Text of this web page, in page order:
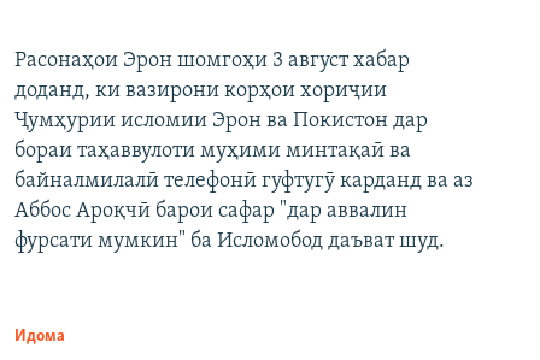
Расонаҳои Эрон шомгоҳи 3 август хабар
доданд, ки вазирони корҳои хориҷии
Ҷумҳурии исломии Эрон ва Покистон дар
бораи таҳаввулоти муҳими минтақаӣ ва
байналмилалӣ телефонӣ гуфтугӯ карданд ва аз
Аббос Ароқчӣ барои сафар "дар аввалин
фурсати мумкин" ба Исломобод даъват шуд.
Идома